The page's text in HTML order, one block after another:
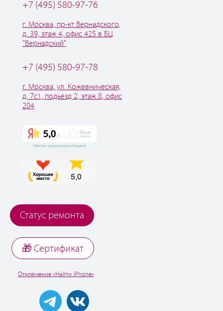
+7 (495) 580-97-76
г. Москва, пр-кт Вернадского,
д. 39, этаж 4, офис 425 в БЦ
"Вернадский"
+7 (495) 580-97-78
г. Москва, ул. Кожевническая,
д. 7с1, подьезд 2, этаж 8, офис
204
Статус ремонта
🎁 Cертификат
Отключение «Найти iPhone»